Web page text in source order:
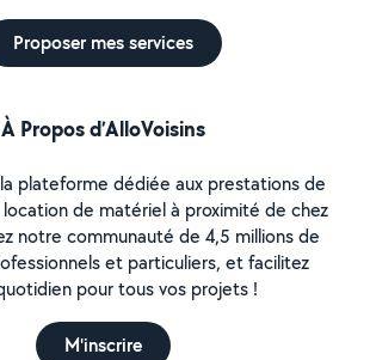
Proposer mes services
À Propos d’AlloVoisins
plateforme dédiée aux prestations de
de matériel à proximité de chez
notre communauté de 4,5 millions de
et particuliers, et facilitez
pour tous vos projets !
M'inscrire